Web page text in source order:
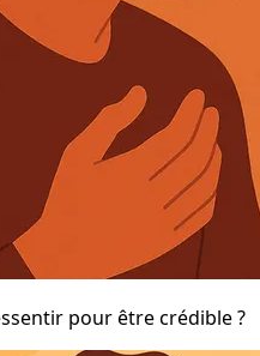
pour être crédible ?